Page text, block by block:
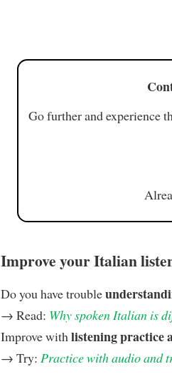
Go further and experience
Improve your Italian
Do you have trouble
→ Read: Why spoken Italian is
Improve with listening practice
→ Try: Practice with audio and